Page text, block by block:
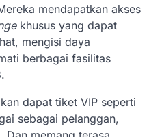
mendapatkan akses
khusus yang dapat
mengisi daya
berbagai fasilitas
dapat tiket VIP seperti
sebagai pelanggan,